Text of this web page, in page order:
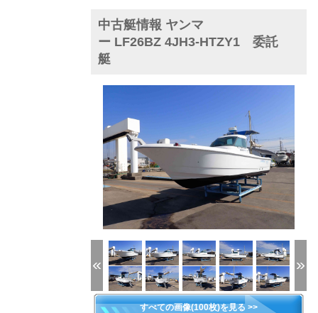
中古艇情報 ヤンマ
ー LF26BZ 4JH3-HTZY1 委託
艇
(1/100)
すべての画像(100枚)を見る >>